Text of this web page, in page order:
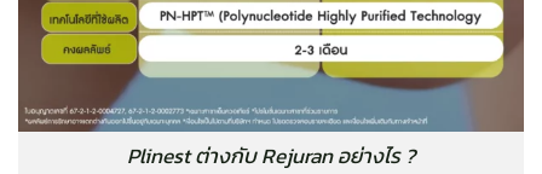
Plinest ต่างกับ Rejuran อย่างไร ?